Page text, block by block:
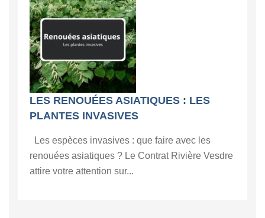
LES RENOUÉES ASIATIQUES : LES
PLANTES INVASIVES
Les espèces invasives : que faire avec les
renouées asiatiques ? Le Contrat Rivière Vesdre
attire votre attention sur...